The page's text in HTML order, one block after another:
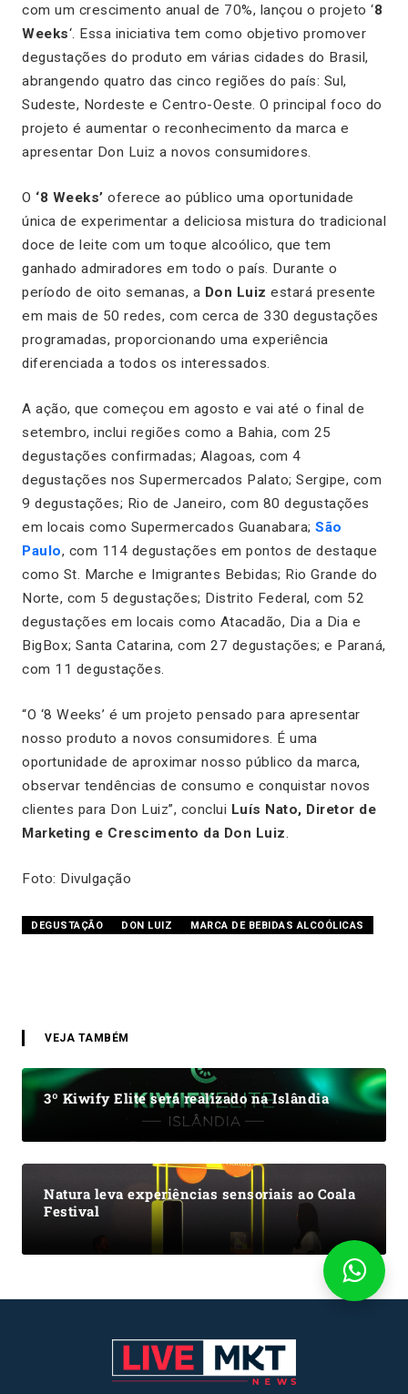
com um crescimento anual de 70%, lançou o projeto ‘8
Weeks‘. Essa iniciativa tem como objetivo promover
degustações do produto em várias cidades do Brasil,
abrangendo quatro das cinco regiões do país: Sul,
Sudeste, Nordeste e Centro-Oeste. O principal foco do
projeto é aumentar o reconhecimento da marca e
apresentar Don Luiz a novos consumidores.
O ‘8 Weeks’ oferece ao público uma oportunidade
única de experimentar a deliciosa mistura do tradicional
doce de leite com um toque alcoólico, que tem
ganhado admiradores em todo o país. Durante o
período de oito semanas, a Don Luiz estará presente
em mais de 50 redes, com cerca de 330 degustações
programadas, proporcionando uma experiência
diferenciada a todos os interessados.
A ação, que começou em agosto e vai até o final de
setembro, inclui regiões como a Bahia, com 25
degustações confirmadas; Alagoas, com 4
degustações nos Supermercados Palato; Sergipe, com
9 degustações; Rio de Janeiro, com 80 degustações
em locais como Supermercados Guanabara; São
Paulo, com 114 degustações em pontos de destaque
como St. Marche e Imigrantes Bebidas; Rio Grande do
Norte, com 5 degustações; Distrito Federal, com 52
degustações em locais como Atacadão, Dia a Dia e
BigBox; Santa Catarina, com 27 degustações; e Paraná,
com 11 degustações.
“O ‘8 Weeks’ é um projeto pensado para apresentar
nosso produto a novos consumidores. É uma
oportunidade de aproximar nosso público da marca,
observar tendências de consumo e conquistar novos
clientes para Don Luiz”, conclui Luís Nato, Diretor de
Marketing e Crescimento da Don Luiz.
Foto: Divulgação
DEGUSTAÇÃO DON LUIZ MARCA DE BEBIDAS ALCOÓLICAS
VEJA TAMBÉM
3º Kiwify Elite será realizado na Islândia
Natura leva experiências sensoriais ao Coala
Festival